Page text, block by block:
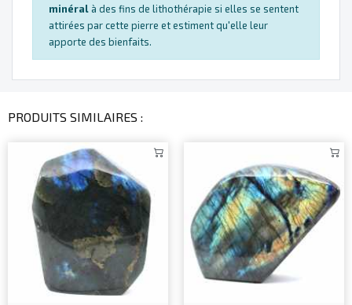
minéralà des fins de lithothérapie si elles se sentent
attirées par cette pierre et estiment qu'elle leur
apporte des bienfaits.
PRODUITS SIMILAIRES :